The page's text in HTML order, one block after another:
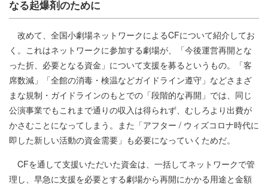
なる起爆剤のために
改めて、全国小劇場ネットワークによるCFについて紹介してお
く。これはネットワークに参加する劇場が、「今後運営再開とな
った折、必要となる資金」について支援を募るというもの。「客
席数減」「全館の消毒・検温などガイドライン遵守」などさまざ
まな規制・ガイドラインのもとでの「段階的な再開」では、同じ
公演事業でもこれまで通りの収入は得られず、むしろより出費が
かさむことになってしまう。また「アフター / ウィズコロナ時代に
即した新しい活動の資金需要」も必要になっていくためだ。
CFを通して支援いただいた資金は、一括してネットワークで管
理し、早急に支援を必要とする劇場から再開にかかる用途と金額